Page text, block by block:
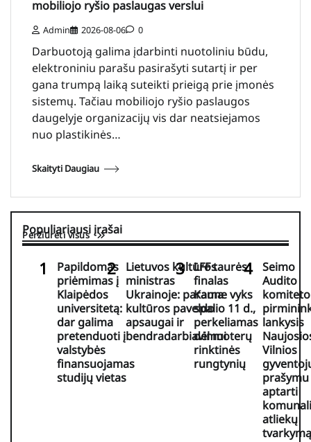
mobiliojo ryšio paslaugas verslui
Admin 2026-08-06 0
Darbuotoją galima įdarbinti nuotoliniu būdu,
elektroniniu parašu pasirašyti sutartį ir per
gana trumpą laiką suteikti prieigą prie įmonės
sistemų. Tačiau mobiliojo ryšio paslaugos
daugelyje organizacijų vis dar neatsiejamos
nuo plastikinės…
Skaityti Daugiau
Populiariausi įrašai
Peržiūrėti visus
Papildomas
priėmimas į
Klaipėdos
universitetą:
dar galima
pretenduoti į
valstybės
finansuojamas
studijų vietas
Lietuvos kultūros
ministras
Ukrainoje: parama
kultūros paveldo
apsaugai ir
bendradarbiavimui
LFF taurės
finalas
Kaune vyks
spalio 11 d.,
perkeliamas
dėl moterų
rinktinės
rungtynių
Seimo
Audito
komiteto
lankysis
Vilnios
prašymu
aptarti
atliekų
tvarkymą